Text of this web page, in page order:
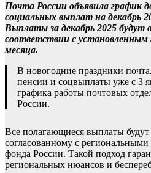
Почта России объявила график
социальных выплат на декабрь
Выплаты за декабрь 2025 будут
соответствии с установленным
месяца.
В новогодние праздники
пенсии и соцвыплаты уже с 3
графика работы почтовых
России.
Все полагающиеся выплаты
согласованному с
фонда России. Такой подход
региональных нюансов и